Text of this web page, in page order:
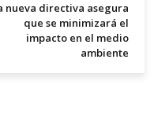
nueva directiva asegura
que se minimizará el
impacto en el medio
ambiente